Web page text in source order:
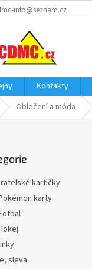
info@seznam.cz
Kontakty
Oblečení a móda
kartičky
karty
sleva